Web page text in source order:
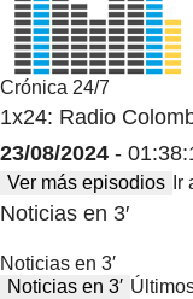
Crónica 24/7
1x24: Radio
23/08/2024 -
Ver más episodios Ir
Noticias en 3′
Noticias en 3′
Noticias en 3′